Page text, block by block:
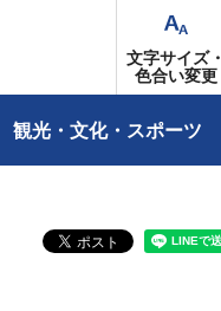
文字サイズ・
色合い変更
観光・文化・スポーツ